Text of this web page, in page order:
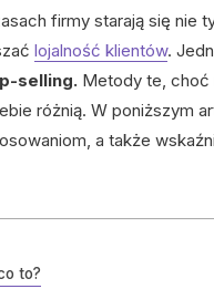
firmy starają się nie
lojalność klientów.
selling. Metody te, choć
różnią. W poniższym
a także
to?